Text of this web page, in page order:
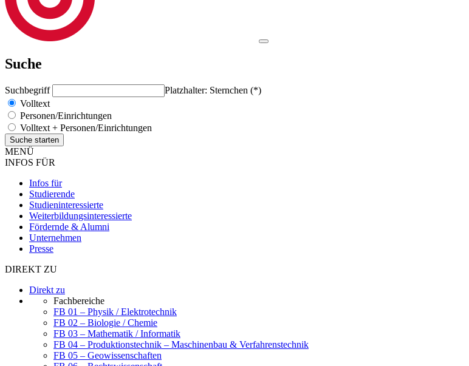
Suche
Suchbegriff
Platzhalter: Sternchen (*)
Volltext
Personen/Einrichtungen
Volltext + Personen/Einrichtungen
MENÜ
INFOS FÜR
Infos für
Studierende
Studieninteressierte
Weiterbildungsinteressierte
Fördernde & Alumni
Unternehmen
Presse
DIREKT ZU
Direkt zu
Fachbereiche
FB 01 – Physik / Elektrotechnik
FB 02 – Biologie / Chemie
FB 03 – Mathematik / Informatik
FB 04 – Produktionstechnik – Maschinenbau & Verfahrenstechnik
FB 05 – Geowissenschaften